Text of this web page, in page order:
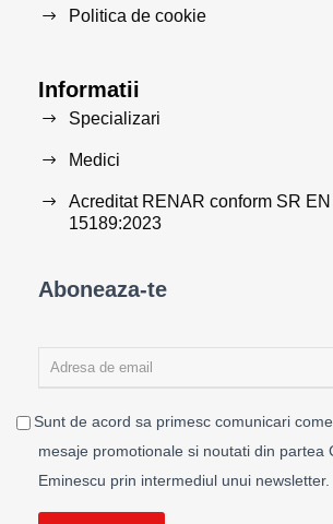
Politica de cookie
Informatii
Specializari
Medici
Acreditat RENAR conform SR
15189:2023
Aboneaza-te
Sunt de acord sa primesc comunicari
mesaje promotionale si noutati din partea
Eminescu prin intermediul unui newsletter.